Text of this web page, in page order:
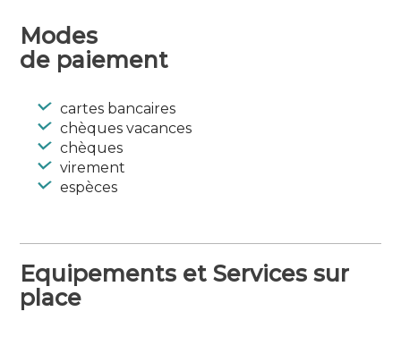
partagée, une chambre privative, ou
réserver les 2 gîtes pour les plus grands
évènements.
Type :
Gîtes d’étape et de séjour
Langues parlées : Anglais, Allemand
Modes
de paiement
cartes bancaires
chèques vacances
chèques
virement
espèces
Equipements et Services sur
place